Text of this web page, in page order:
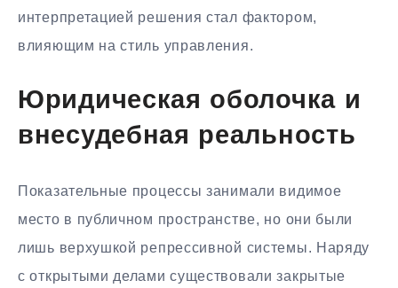
интерпретацией решения стал фактором,
влияющим на стиль управления.
Юридическая оболочка и
внесудебная реальность
Показательные процессы занимали видимое
место в публичном пространстве, но они были
лишь верхушкой репрессивной системы. Наряду
с открытыми делами существовали закрытые